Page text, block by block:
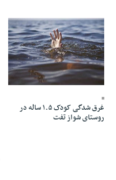
26 Khordad 1403 - 19:06
غرق شدگی کودک ۱.۵ ساله در
روستای شواز تفت